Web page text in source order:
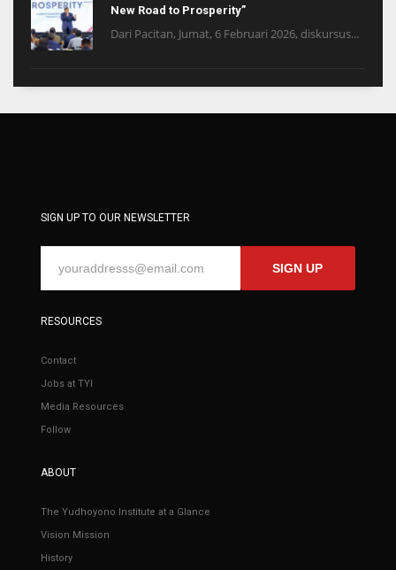
New Road to Prosperity”
Dari Pacitan, Jumat, 6 Februari 2026, diskursus...
SIGN UP TO OUR NEWSLETTER
SIGN UP
RESOURCES
Contact
Jobs at TYI
Media Resources
Follow
ABOUT
The Yudhoyono Institute at a Glance
Vision Mission
History